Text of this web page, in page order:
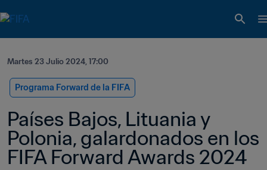
Martes 23 Julio 2024, 17:00
Programa Forward de la FIFA
Países Bajos, Lituania y
Polonia, galardonados en los
FIFA Forward Awards 2024